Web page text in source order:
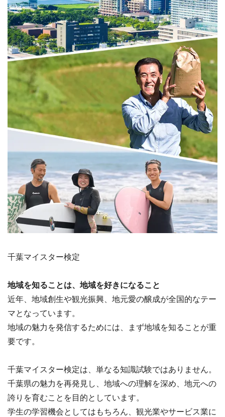
千葉マイスター検定
地域を知ることは、地域を好きになること
近年、地域創生や観光振興、地元愛の醸成が全国的なテー
マとなっています。
地域の魅力を発信するためには、まず地域を知ることが重
要です。
千葉マイスター検定は、単なる知識試験ではありません。
千葉県の魅力を再発見し、地域への理解を深め、地元への
誇りを育むことを目的としています。
学生の学習機会としてはもちろん、観光業やサービス業に